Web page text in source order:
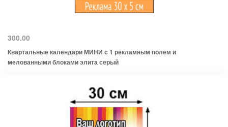
300.00
Квартальные календари МИНИ с 1 рекламным полем и
мелованными блоками элита серый